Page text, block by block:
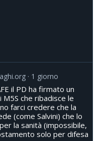
1 giorno
il PD ha firmato un
che ribadisce le
farci credere che la
(come Salvini) che lo
la sanità (impossibile,
solo per difesa